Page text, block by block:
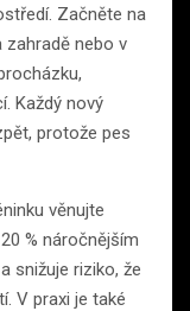
Začněte na
zahradě nebo v
Každý nový
protože pes
věnujte
% náročnějším
snižuje riziko, že
V praxi je také